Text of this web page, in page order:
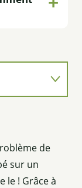
de
sur un
le ! Grâce à